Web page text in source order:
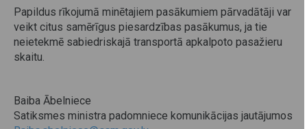
Papildus rīkojumā minētajiem pasākumiem pārvadātāji var
veikt citus samērīgus piesardzības pasākumus, ja tie
neietekmē sabiedriskajā transportā apkalpoto pasažieru
skaitu.
Baiba Ābelniece
Satiksmes ministra padomniece komunikācijas jautājumos